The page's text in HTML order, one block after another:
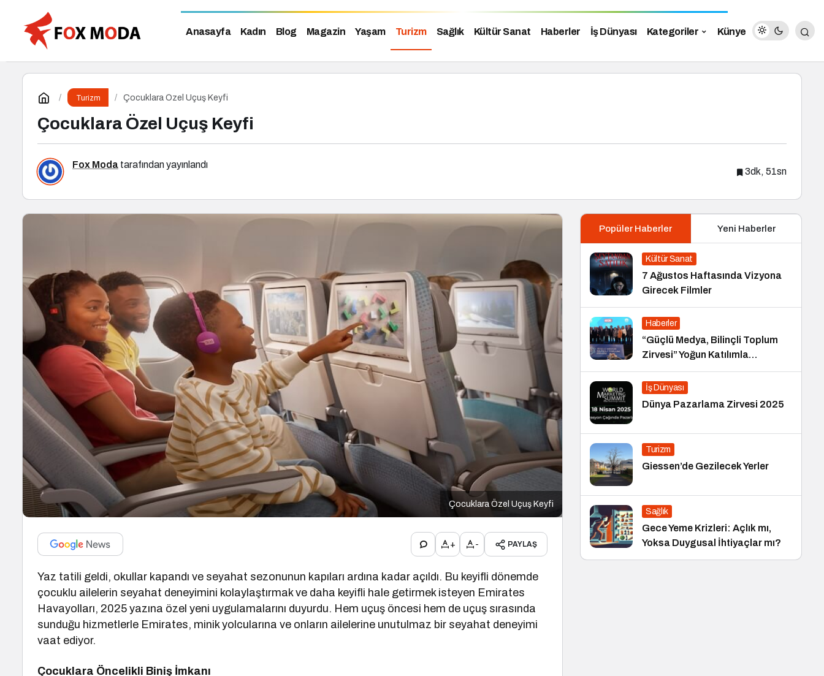
Anasayfa Kadın Blog Magazin Yaşam Turizm Sağlık Kültür Sanat Haberler İş Dünyası Kategoriler Künye
Turizm Çocuklara Özel Uçuş Keyfi
Çocuklara Özel Uçuş Keyfi
Fox Moda tarafından yayınlandı
3dk, 51sn
Çocuklara Özel Uçuş Keyfi
+ - PAYLAŞ
Yaz tatili geldi, okullar kapandı ve seyahat sezonunun kapıları ardına kadar açıldı. Bu keyifli dönemde
çocuklu ailelerin seyahat deneyimini kolaylaştırmak ve daha keyifli hale getirmek isteyen Emirates
Havayolları, 2025 yazına özel yeni uygulamalarını duyurdu. Hem uçuş öncesi hem de uçuş sırasında
sunduğu hizmetlerle Emirates, minik yolcularına ve onların ailelerine unutulmaz bir seyahat deneyimi
vaat ediyor.
Çocuklara Öncelikli Biniş İmkanı
Popüler Haberler Yeni Haberler
Kültür Sanat
7 Ağustos Haftasında Vizyona
Girecek Filmler
Haberler
“Güçlü Medya, Bilinçli Toplum
Zirvesi” Yoğun Katılımla
Gerçekleşti
İş Dünyası
Dünya Pazarlama Zirvesi 2025
Turizm
Giessen’de Gezilecek Yerler
Sağlık
Gece Yeme Krizleri: Açlık mı,
Yoksa Duygusal İhtiyaçlar mı?